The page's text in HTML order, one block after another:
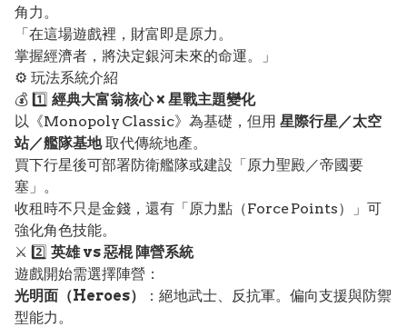
角力。
「在這場遊戲裡，財富即是原力。
掌握經濟者，將決定銀河未來的命運。」
⚙️ 玩法系統介紹
💰 1️⃣ 經典大富翁核心 × 星戰主題變化
以《Monopoly Classic》為基礎，但用 星際行星／太空
站／艦隊基地取代傳統地產。
買下行星後可部署防衛艦隊或建設「原力聖殿／帝國要
塞」。
收租時不只是金錢，還有「原力點（Force Points）」可
強化角色技能。
⚔️ 2️⃣ 英雄 vs 惡棍 陣營系統
遊戲開始需選擇陣營：
光明面（Heroes）
：絕地武士、反抗軍。偏向支援與防禦
型能力。